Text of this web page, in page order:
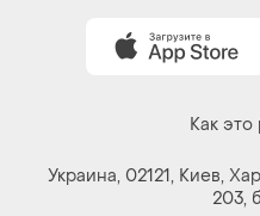
Как это
Украина, 02121, Киев,
203,